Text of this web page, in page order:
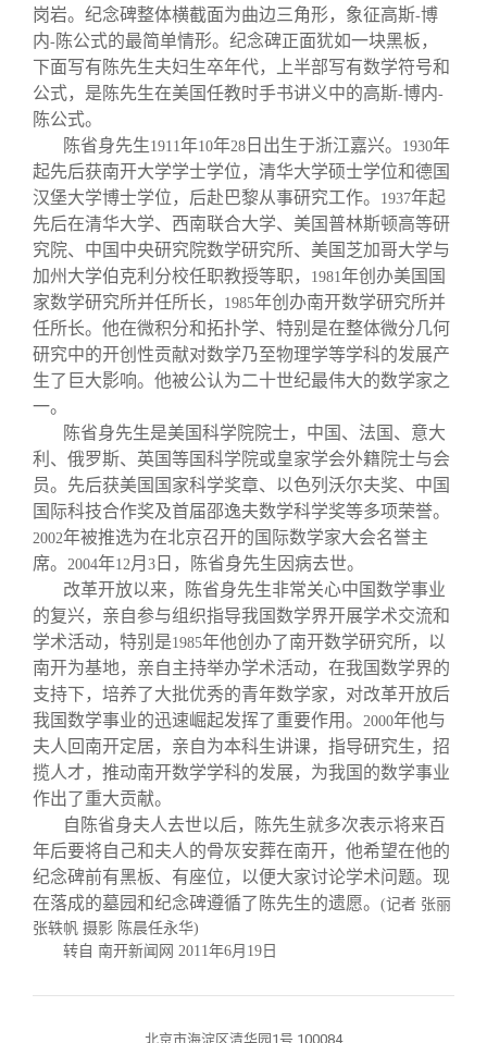
岗岩。纪念碑整体横截面为曲边三角形，象征高斯-博
内- 陈公式的最简单情形。纪念碑正面犹如一块黑板，
下面写有陈先生夫妇生卒年代，上半部写有数学符号和
公式，是陈先生在美国任教时手书讲义中的高斯-博内-
陈公式。
陈省身先生1911年10年28 日出生于浙江嘉兴。 1930年
起先后获南开大学学士学位，清华大学硕士学位和德国
汉堡大学博士学位，后赴巴黎从事研究工作。
1937年起
先后在清华大学、西南联合大学、美国普林斯顿高等研
究院、中国中央研究院数学研究所、美国芝加哥大学与
加州大学伯克利分校任职教授等职，
1981年创办美国国
家数学研究所并任所长，
1985年创办南开数学研究所并
任所长。他在微积分和拓扑学、特别是在整体微分几何
研究中的开创性贡献对数学乃至物理学等学科的发展产
生了巨大影响。他被公认为二十世纪最伟大的数学家之
一。
陈省身先生是美国科学院院士，中国、法国、意大
利、俄罗斯、英国等国科学院或皇家学会外籍院士与会
员。先后获美国国家科学奖章、以色列沃尔夫奖、中国
国际科技合作奖及首届邵逸夫数学科学奖等多项荣誉。
2002年被推选为在北京召开的国际数学家大会名誉主
席。 2004年12月 3 日，陈省身先生因病去世。
改革开放以来，陈省身先生非常关心中国数学事业
的复兴，亲自参与组织指导我国数学界开展学术交流和
学术活动，特别是1985年他创办了南开数学研究所，以
南开为基地，亲自主持举办学术活动，在我国数学界的
支持下，培养了大批优秀的青年数学家，对改革开放后
我国数学事业的迅速崛起发挥了重要作用。 2000年他与
夫人回南开定居，亲自为本科生讲课，指导研究生，招
揽人才，推动南开数学学科的发展，为我国的数学事业
作出了重大贡献。
自陈省身夫人去世以后，陈先生就多次表示将来百
年后要将自己和夫人的骨灰安葬在南开，他希望在他的
纪念碑前有黑板、有座位，以便大家讨论学术问题。现
在落成的墓园和纪念碑遵循了陈先生的遗愿。 (记者 张丽
张轶帆 摄影 陈晨任永华)
转自 南开新闻网 2011年6月 19 日
北京市海淀区清华园1号 100084